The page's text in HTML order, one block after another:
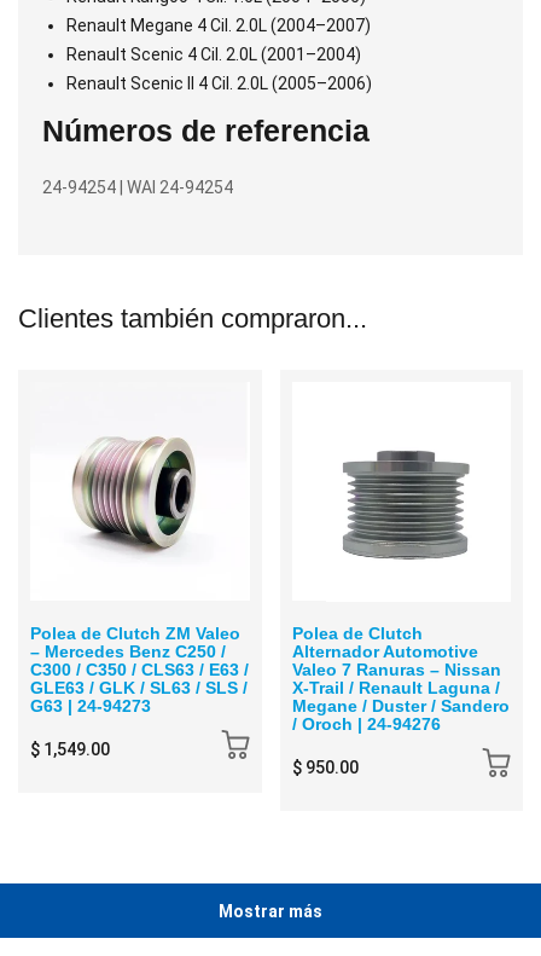
Renault Megane 4 Cil. 2.0L (2004–2007)
Renault Scenic 4 Cil. 2.0L (2001–2004)
Renault Scenic II 4 Cil. 2.0L (2005–2006)
Números de referencia
24-94254 | WAI 24-94254
Clientes también compraron...
Polea de Clutch ZM Valeo
– Mercedes Benz C250 /
C300 / C350 / CLS63 / E63 /
GLE63 / GLK / SL63 / SLS /
G63 | 24-94273
$ 1,549.00
Polea de Clutch
Alternador Automotive
Valeo 7 Ranuras – Nissan
X-Trail / Renault Laguna /
Megane / Duster / Sandero
/ Oroch | 24-94276
$ 950.00
Mostrar más